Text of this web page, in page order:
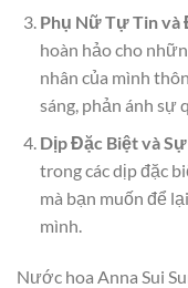
Phụ Nữ Tự Tin và
hoàn hảo cho
nhân của mình
sáng, phản ánh sự
Dịp Đặc Biệt và
trong các dịp đặc
mà bạn muốn để
mình.
Nước hoa Anna Sui